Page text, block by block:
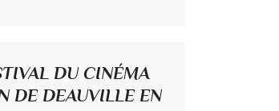
DU CINÉMA
DE DEAUVILLE EN